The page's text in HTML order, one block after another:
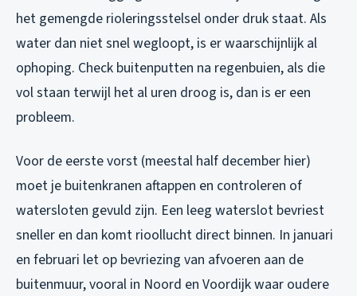
het gemengde rioleringsstelsel onder druk staat. Als
water dan niet snel wegloopt, is er waarschijnlijk al
ophoping. Check buitenputten na regenbuien, als die
vol staan terwijl het al uren droog is, dan is er een
probleem.
Voor de eerste vorst (meestal half december hier)
moet je buitenkranen aftappen en controleren of
watersloten gevuld zijn. Een leeg waterslot bevriest
sneller en dan komt rioollucht direct binnen. In januari
en februari let op bevriezing van afvoeren aan de
buitenmuur, vooral in Noord en Voordijk waar oudere